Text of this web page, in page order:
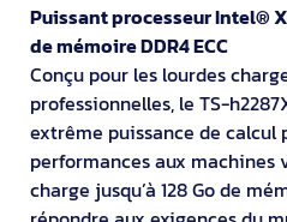
Puissant processeur Intel®
de mémoire DDR4 ECC
Conçu pour les lourdes
professionnelles, le TS-
extrême puissance de calcul
performances aux machines
charge jusqu’à 128 Go de